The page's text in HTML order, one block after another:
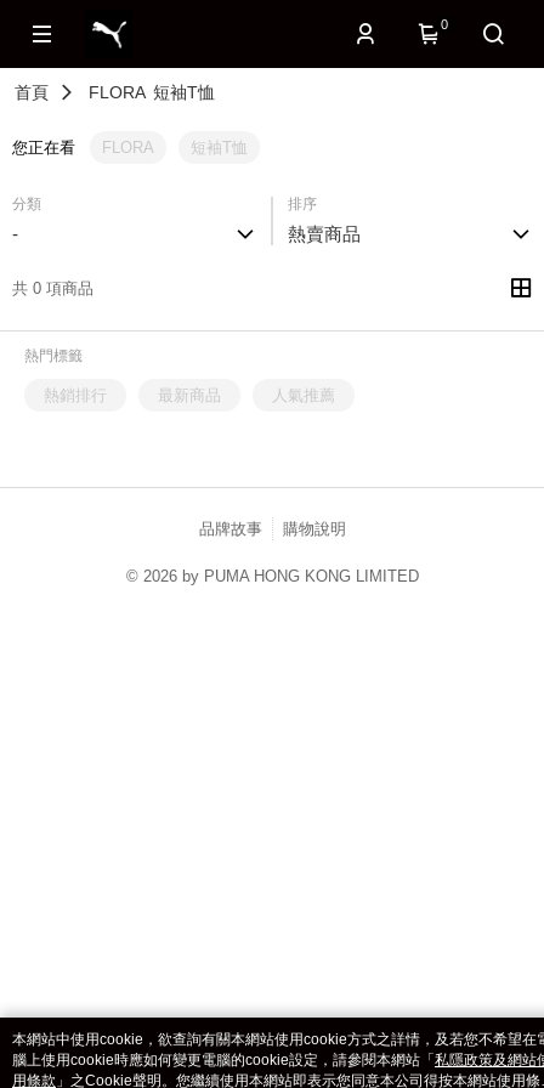
0
首頁 FLORA 短袖T恤
您正在看 FLORA 短袖T恤
分類
-
排序
熱賣商品
共 0 項商品
熱門標籤
熱銷排行 最新商品 人氣推薦
品牌故事 購物說明
© 2026 by PUMA HONG KONG LIMITED
本網站中使用cookie，欲查詢有關本網站使用cookie方式之詳情，及若您不希望在
腦上使用cookie時應如何變更電腦的cookie設定，請參閱本網站「 私隱政策及網站
用條款 」之Cookie聲明。您繼續使用本網站即表示您同意本公司得按本網站使用條